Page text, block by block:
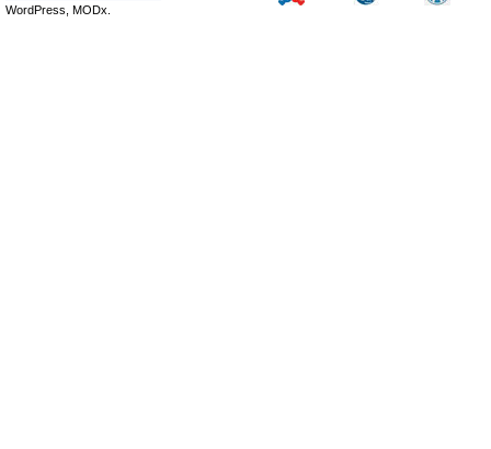
WordPress, MODx.